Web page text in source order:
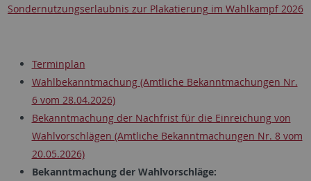
Sondernutzungserlaubnis zur Plakatierung im Wahlkampf 2026
Terminplan
Wahlbekanntmachung (Amtliche Bekanntmachungen Nr.
6 vom 28.04.2026)
Bekanntmachung der Nachfrist für die Einreichung von
Wahlvorschlägen (Amtliche Bekanntmachungen Nr. 8 vom
20.05.2026)
Bekanntmachung der Wahlvorschläge: